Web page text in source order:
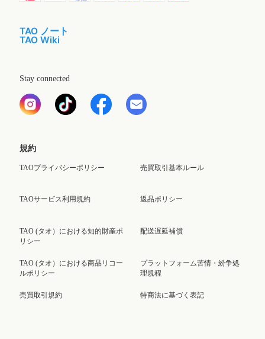
TAO ノート
TAO Wiki
Stay connected
規約
TAOプライバシーポリシー
TAOサービス利用規約
TAO (タオ）における知的財産ポ
リシー
TAO (タオ）における商品リコー
ルポリシー
売買取引規約
売買取引基本ルール
返品ポリシー
配送遅延補償
プラットフォーム苦情・紛争処
理規程
特商法に基づく表記